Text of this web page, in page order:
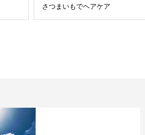
さつまいもでヘアケア